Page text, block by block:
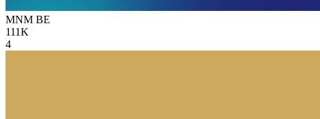
MNM BE
111K
4